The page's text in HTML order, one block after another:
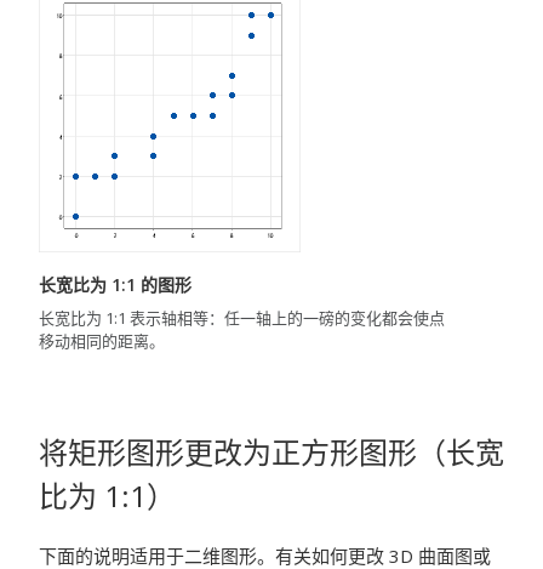
长宽比为 1:1 的图形
长宽比为 1:1 表示轴相等：任一轴上的一磅的变化都会使点
移动相同的距离。
将矩形图形更改为正方形图形（长宽
比为 1:1）
下面的说明适用于二维图形。有关如何更改 3D 曲面图或